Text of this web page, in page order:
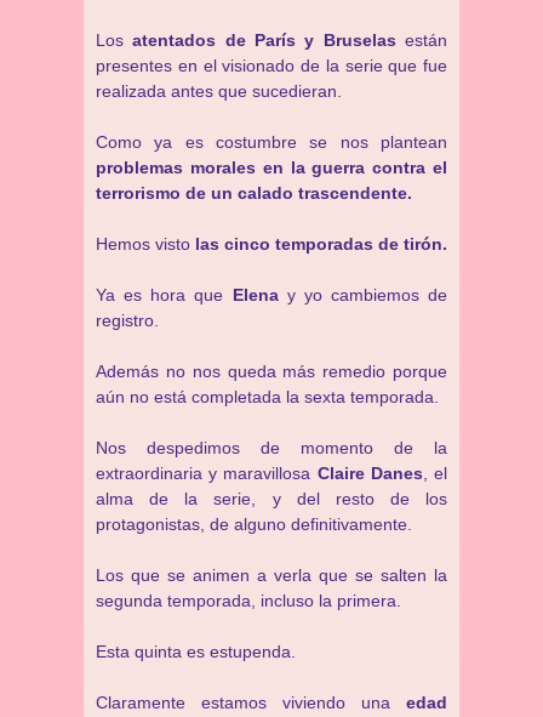
Losatentados de París y Bruselas están
presentes en el visionado de la serie que fue
realizada antes que sucedieran.
Como ya es costumbre se nos plantean
problemas morales en la guerra contra el
terrorismo de un calado trascendente.
Hemos visto las cinco temporadas de tirón.
Ya es hora que Elenay yo cambiemos de
registro.
Además no nos queda más remedio porque
aún no está completada la sexta temporada.
Nos despedimos de momento de la
extraordinaria y maravillosa Claire Danes , el
alma de la serie, y del resto de los
protagonistas, de alguno definitivamente.
Los que se animen a verla que se salten la
segunda temporada, incluso la primera.
Esta quinta es estupenda.
Claramente estamos viviendo una edad